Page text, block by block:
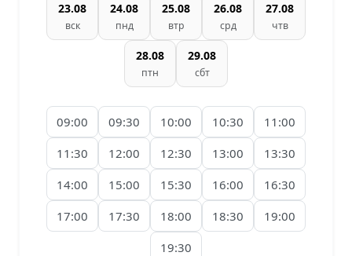
23.08
вск
24.08
пнд
25.08
втр
26.08
срд
27.08
чтв
28.08
птн
29.08
сбт
09:00 09:30 10:00 10:30
11:00
11:30
12:00 12:30 13:00
13:30
14:00
15:00 15:30 16:00
16:30
17:00
17:30 18:00 18:30
19:00
19:30